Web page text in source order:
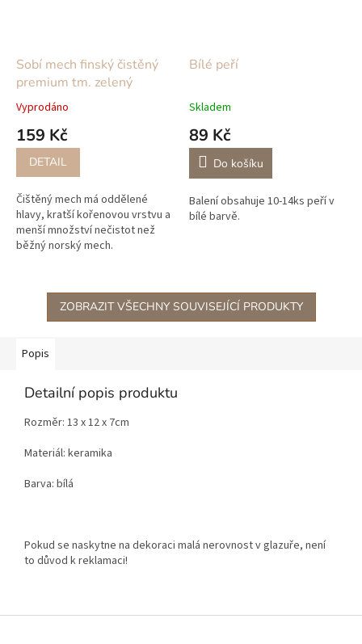
Sobí mech finský čistěný
premium tm. zelený
Vyprodáno
159 Kč
DETAIL
Čištěný mech má oddělené
hlavy, kratší kořenovou vrstvu a
menší množství nečistot než
běžný norský mech.
Bílé peří
Skladem
89 Kč
Do košíku
Balení obsahuje 10-14ks peří v
bílé barvě.
ZOBRAZIT VŠECHNY SOUVISEJÍCÍ PRODUKTY
Popis
Detailní popis produktu
Rozměr: 13 x 12 x 7cm
Materiál: keramika
Barva: bílá
Pokud se naskytne na dekoraci malá nerovnost v glazuře, není
to důvod k reklamaci!
Z